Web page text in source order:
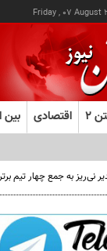
Friday , 07 August
۲ اقتصادی بین
نی‌ریز به جمع چهار تیم